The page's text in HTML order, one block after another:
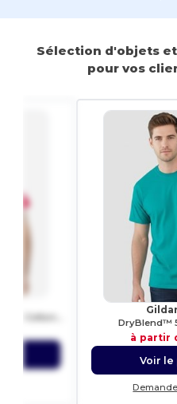
Sélection d'objets
pour vos
DryBlend™
à partir
Voir